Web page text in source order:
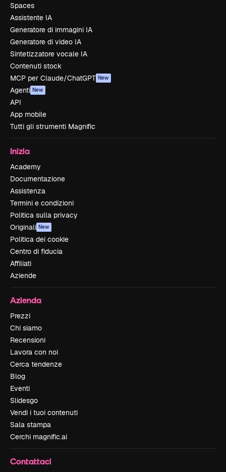
Spaces
Assistente IA
Generatore di immagini IA
Generatore di video IA
Sintetizzatore vocale IA
Contenuti stock
MCP per Claude/ChatGPT New
Agenti New
API
App mobile
Tutti gli strumenti Magnific
Inizia
Academy
Documentazione
Assistenza
Termini e condizioni
Politica sulla privacy
Originali New
Politica dei cookie
Centro di fiducia
Affiliati
Aziende
Azienda
Prezzi
Chi siamo
Recensioni
Lavora con noi
Cerca tendenze
Blog
Eventi
Slidesgo
Vendi i tuoi contenuti
Sala stampa
Cerchi magnific.ai
Contattaci